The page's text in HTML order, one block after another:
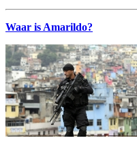
Waar is Amarildo?